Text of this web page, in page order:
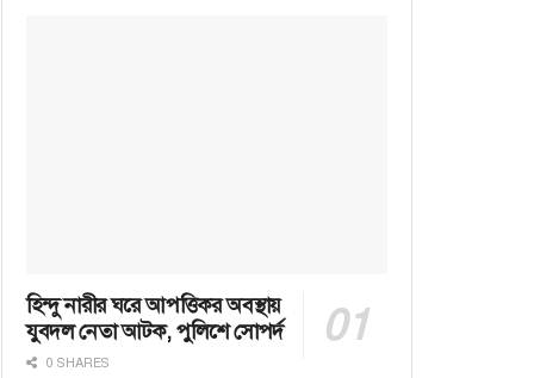
হিন্দু নারীর ঘরে আপত্তিকর অবস্থায়
যুবদল নেতা আটক, পুলিশে সোপর্দ
0 SHARES